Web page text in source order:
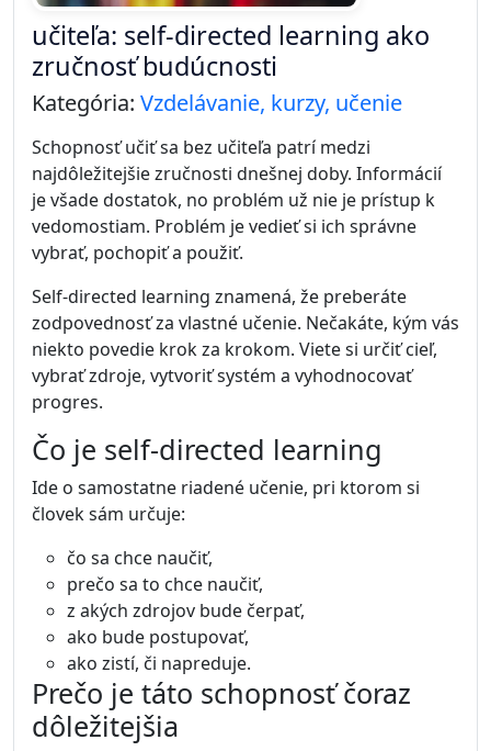
učiteľa: self-directed learning ako
zručnosť budúcnosti
Kategória: Vzdelávanie, kurzy, učenie
Schopnosť učiť sa bez učiteľa patrí medzi
najdôležitejšie zručnosti dnešnej doby. Informácií
je všade dostatok, no problém už nie je prístup k
vedomostiam. Problém je vedieť si ich správne
vybrať, pochopiť a použiť.
Self-directed learning znamená, že preberáte
zodpovednosť za vlastné učenie. Nečakáte, kým vás
niekto povedie krok za krokom. Viete si určiť cieľ,
vybrať zdroje, vytvoriť systém a vyhodnocovať
progres.
Čo je self-directed learning
Ide o samostatne riadené učenie, pri ktorom si
človek sám určuje:
čo sa chce naučiť,
prečo sa to chce naučiť,
z akých zdrojov bude čerpať,
ako bude postupovať,
ako zistí, či napreduje.
Prečo je táto schopnosť čoraz
dôležitejšia